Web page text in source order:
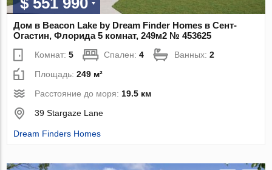
Дом в Beacon Lake by Dream Finder Homes в Сент-
Огастин, Флорида 5 комнат, 249м2 № 453625
Комнат:5 Спален:4 Ванных:2
Площадь:249 м²
Расстояние до моря:19.5 км
39 Stargaze Lane
Dream Finders Homes